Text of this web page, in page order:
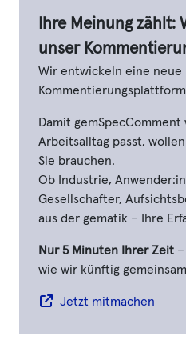
Ihre Meinung zählt:
unser
Wir entwickeln eine neue
Damit
Arbeitsalltag passt,
Sie brauchen.
Ob Industrie,
Gesellschafter,
aus der gematik – Ihre
Nur 5 Minuten Ihrer Zeit
wie wir künftig
Jetzt mitmachen